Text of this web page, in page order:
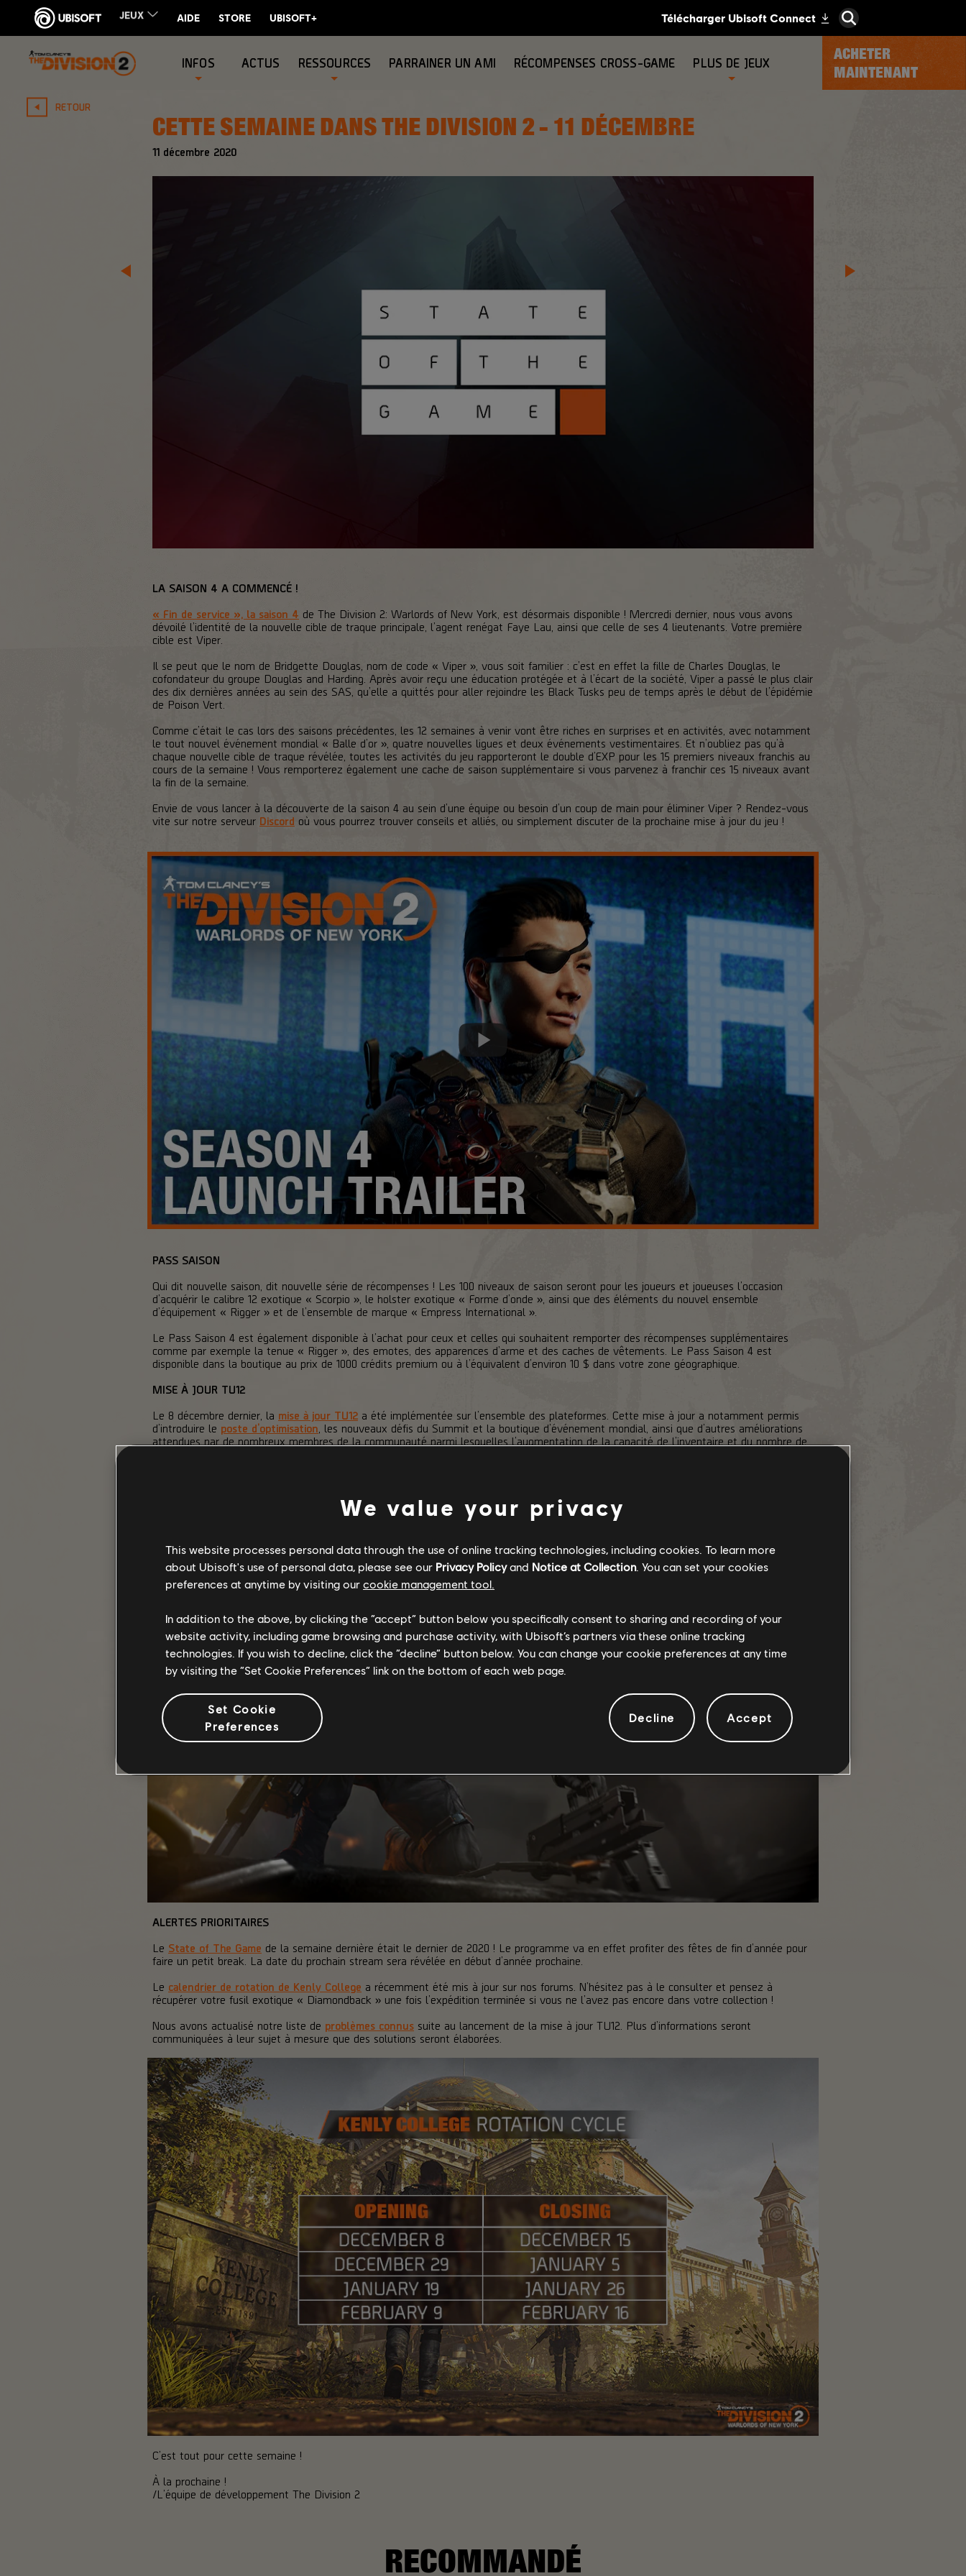
INFOS ACTUS RESSOURCES PARRAINER UN AMI RÉCOMPENSES CROSS-GAME PLUS DE JEUX
ACHETER
MAINTENANT
RETOUR
11 décembre 2020
CETTE SEMAINE DANS THE DIVISION 2 - 11 DÉCEMBRE
LA SAISON 4 A COMMENCÉ !
« Fin de service », la saison 4 de The Division 2: Warlords of New York, est désormais disponible ! Mercredi dernier, nous vous avons
dévoilé l’identité de la nouvelle cible de traque principale, l’agent renégat Faye Lau, ainsi que celle de ses 4 lieutenants. Votre première
cible est Viper.
Il se peut que le nom de Bridgette Douglas, nom de code « Viper », vous soit familier : c’est en effet la fille de Charles Douglas, le
cofondateur du groupe Douglas and Harding. Après avoir reçu une éducation protégée et à l’écart de la société, Viper a passé le plus clair
des dix dernières années au sein des SAS, qu’elle a quittés pour aller rejoindre les Black Tusks peu de temps après le début de l’épidémie
de Poison Vert.
Comme c’était le cas lors des saisons précédentes, les 12 semaines à venir vont être riches en surprises et en activités, avec notamment
le tout nouvel événement mondial « Balle d’or », quatre nouvelles ligues et deux événements vestimentaires. Et n’oubliez pas qu’à
chaque nouvelle cible de traque révélée, toutes les activités du jeu rapporteront le double d’EXP pour les 15 premiers niveaux franchis au
cours de la semaine ! Vous remporterez également une cache de saison supplémentaire si vous parvenez à franchir ces 15 niveaux avant
la fin de la semaine.
Envie de vous lancer à la découverte de la saison 4 au sein d’une équipe ou besoin d’un coup de main pour éliminer Viper ? Rendez-vous
vite sur notre serveur Discord où vous pourrez trouver conseils et alliés, ou simplement discuter de la prochaine mise à jour du jeu !
PASS SAISON
Qui dit nouvelle saison, dit nouvelle série de récompenses ! Les 100 niveaux de saison seront pour les joueurs et joueuses l’occasion
d’acquérir le calibre 12 exotique « Scorpio », le holster exotique « Forme d’onde », ainsi que des éléments du nouvel ensemble
d’équipement « Rigger » et de l’ensemble de marque « Empress International ».
Le Pass Saison 4 est également disponible à l’achat pour ceux et celles qui souhaitent remporter des récompenses supplémentaires
comme par exemple la tenue « Rigger », des emotes, des apparences d’arme et des caches de vêtements. Le Pass Saison 4 est
disponible dans la boutique au prix de 1000 crédits premium ou à l’équivalent d’environ 10 $ dans votre zone géographique.
MISE À JOUR TU12
Le 8 décembre dernier, la mise à jour TU12 a été implémentée sur l’ensemble des plateformes. Cette mise à jour a notamment permis
d’introduire le poste d’optimisation , les nouveaux défis du Summit et la boutique d’événement mondial, ainsi que d’autres améliorations
attendues par de nombreux membres de la communauté parmi lesquelles l’augmentation de la capacité de l’inventaire et du nombre de
notes de patch officiellessur nos forums.
ALERTES PRIORITAIRES
Le State of The Game de la semaine dernière était le dernier de 2020 ! Le programme va en effet profiter des fêtes de fin d’année pour
faire un petit break. La date du prochain stream sera révélée en début d’année prochaine.
Le calendrier de rotation de Kenly College a récemment été mis à jour sur nos forums. N’hésitez pas à le consulter et pensez à
récupérer votre fusil exotique « Diamondback » une fois l’expédition terminée si vous ne l’avez pas encore dans votre collection !
Nous avons actualisé notre liste de problèmes connus suite au lancement de la mise à jour TU12. Plus d’informations seront
communiquées à leur sujet à mesure que des solutions seront élaborées.
C’est tout pour cette semaine !
À la prochaine !
/L’équipe de développement The Division 2
RECOMMANDÉ
We value your privacy
This website processes personal data through the use of online tracking technologies, including cookies. To learn more
about Ubisoft's use of personal data, please see our Privacy Policyand Notice at Collection. You can set your cookies
preferences at anytime by visiting our cookie management tool.
In addition to the above, by clicking the “accept” button below you specifically consent to sharing and recording of your
website activity, including game browsing and purchase activity, with Ubisoft’s partners via these online tracking
technologies. If you wish to decline, click the “decline” button below. You can change your cookie preferences at any time
by visiting the “Set Cookie Preferences” link on the bottom of each web page.
Set Cookie
Preferences
Decline Accept